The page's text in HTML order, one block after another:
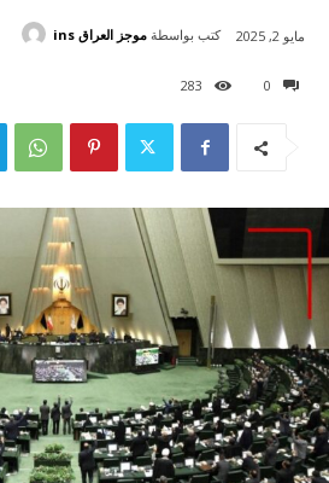
0
283
مايو 2, 2025 كتب بواسطة موجز العراق ins